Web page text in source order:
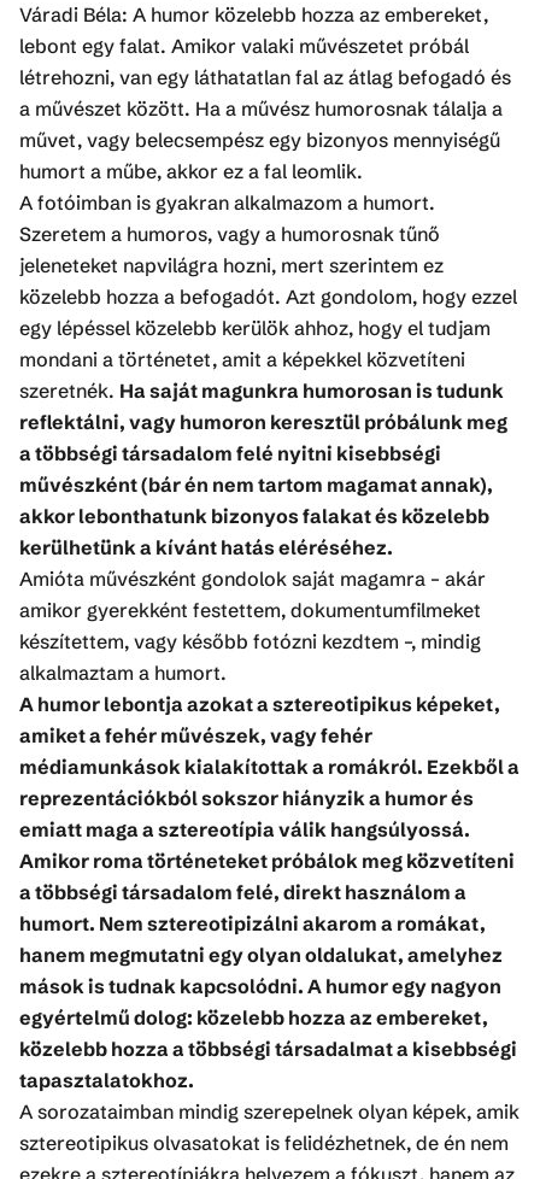
Váradi Béla: A humor közelebb hozza az embereket,
lebont egy falat. Amikor valaki művészetet próbál
létrehozni, van egy láthatatlan fal az átlag befogadó és
a művészet között. Ha a művész humorosnak tálalja a
művet, vagy belecsempész egy bizonyos mennyiségű
humort a műbe, akkor ez a fal leomlik.
A fotóimban is gyakran alkalmazom a humort.
Szeretem a humoros, vagy a humorosnak tűnő
jeleneteket napvilágra hozni, mert szerintem ez
közelebb hozza a befogadót. Azt gondolom, hogy ezzel
egy lépéssel közelebb kerülök ahhoz, hogy el tudjam
mondani a történetet, amit a képekkel közvetíteni
szeretnék. Ha saját magunkra humorosan is tudunk
reflektálni, vagy humoron keresztül próbálunk meg
a többségi társadalom felé nyitni kisebbségi
művészként (bár én nem tartom magamat annak),
akkor lebonthatunk bizonyos falakat és közelebb
kerülhetünk a kívánt hatás eléréséhez.
Amióta művészként gondolok saját magamra – akár
amikor gyerekként festettem, dokumentumfilmeket
készítettem, vagy később fotózni kezdtem –, mindig
alkalmaztam a humort.
A humor lebontja azokat a sztereotipikus képeket,
amiket a fehér művészek, vagy fehér
médiamunkások kialakítottak a romákról. Ezekből a
reprezentációkból sokszor hiányzik a humor és
emiatt maga a sztereotípia válik hangsúlyossá.
Amikor roma történeteket próbálok meg közvetíteni
a többségi társadalom felé, direkt használom a
humort. Nem sztereotipizálni akarom a romákat,
hanem megmutatni egy olyan oldalukat, amelyhez
mások is tudnak kapcsolódni. A humor egy nagyon
egyértelmű dolog: közelebb hozza az embereket,
közelebb hozza a többségi társadalmat a kisebbségi
tapasztalatokhoz.
A sorozataimban mindig szerepelnek olyan képek, amik
sztereotipikus olvasatokat is felidézhetnek, de én nem
ezekre a sztereotípiákra helyezem a fókuszt, hanem az